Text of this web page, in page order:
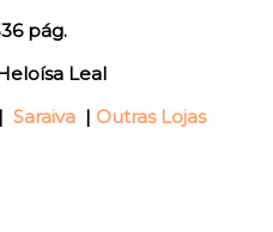
pág.
Leal
Saraiva| Outras Lojas